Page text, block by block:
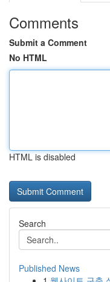
Comments
Submit a Comment
No HTML
HTML is disabled
Search
Published News